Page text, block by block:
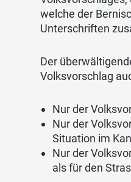
welche der
Unterschriften
Der
Volksvorschlag
Nur der
Nur der
Situation im
Nur der
als für den